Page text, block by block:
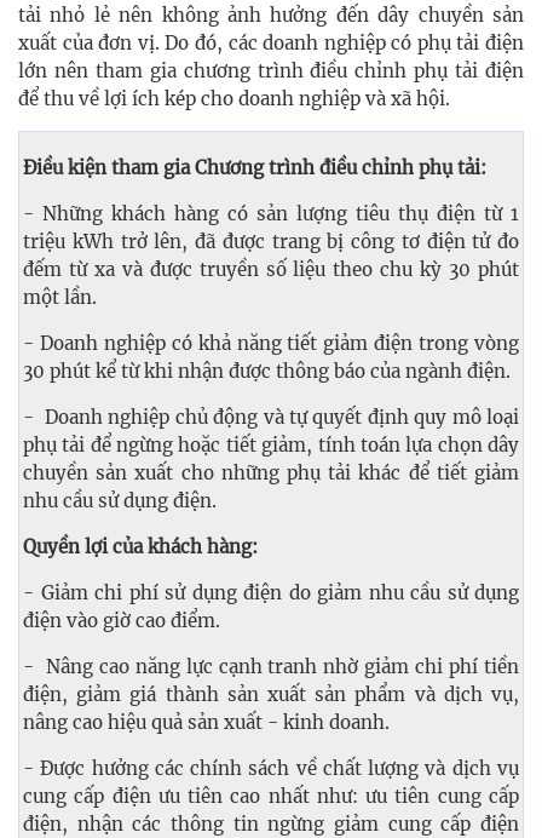
tải nhỏ lẻ nên không ảnh hưởng đến dây chuyền sản
xuất của đơn vị. Do đó, các doanh nghiệp có phụ tải điện
lớn nên tham gia chương trình điều chỉnh phụ tải điện
để thu về lợi ích kép cho doanh nghiệp và xã hội.
Điều kiện tham gia Chương trình điều chỉnh phụ tải:
- Những khách hàng có sản lượng tiêu thụ điện từ 1
triệu kWh trở lên, đã được trang bị công tơ điện tử đo
đếm từ xa và được truyền số liệu theo chu kỳ 30 phút
một lần.
- Doanh nghiệp có khả năng tiết giảm điện trong vòng
30 phút kể từ khi nhận được thông báo của ngành điện.
- Doanh nghiệp chủ động và tự quyết định quy mô loại
phụ tải để ngừng hoặc tiết giảm, tính toán lựa chọn dây
chuyền sản xuất cho những phụ tải khác để tiết giảm
nhu cầu sử dụng điện.
Quyền lợi của khách hàng:
- Giảm chi phí sử dụng điện do giảm nhu cầu sử dụng
điện vào giờ cao điểm.
- Nâng cao năng lực cạnh tranh nhờ giảm chi phí tiền
điện, giảm giá thành sản xuất sản phẩm và dịch vụ,
nâng cao hiệu quả sản xuất - kinh doanh.
- Được hưởng các chính sách về chất lượng và dịch vụ
cung cấp điện ưu tiên cao nhất như: ưu tiên cung cấp
điện, nhận các thông tin ngừng giảm cung cấp điện